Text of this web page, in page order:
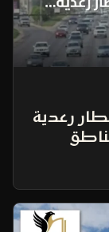
رعدية